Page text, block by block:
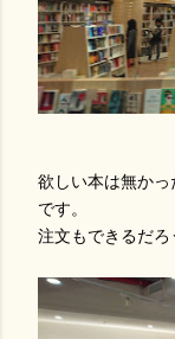
欲しい本は無か
です。
注文もできるだろ